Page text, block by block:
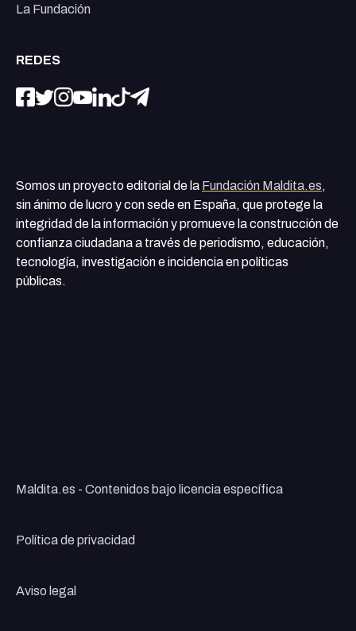
La Fundación
REDES
Somos un proyecto editorial de la Fundación Maldita.es,
sin ánimo de lucro y con sede en España, que protege la
integridad de la información y promueve la construcción de
confianza ciudadana a través de periodismo, educación,
tecnología, investigación e incidencia en políticas
públicas.
Maldita.es - Contenidos bajo licencia específica
Política de privacidad
Aviso legal